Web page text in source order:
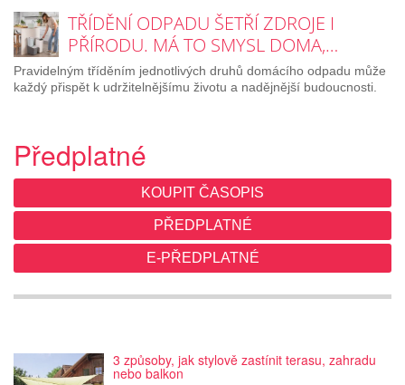
TŘÍDĚNÍ ODPADU ŠETŘÍ ZDROJE I
PŘÍRODU. MÁ TO SMYSL DOMA,…
Pravidelným tříděním jednotlivých druhů domácího odpadu může
každý přispět k udržitelnějšímu životu a nadějnější budoucnosti.
Předplatné
KOUPIT ČASOPIS
PŘEDPLATNÉ
E-PŘEDPLATNÉ
3 způsoby, jak stylově zastínit terasu, zahradu
nebo balkon